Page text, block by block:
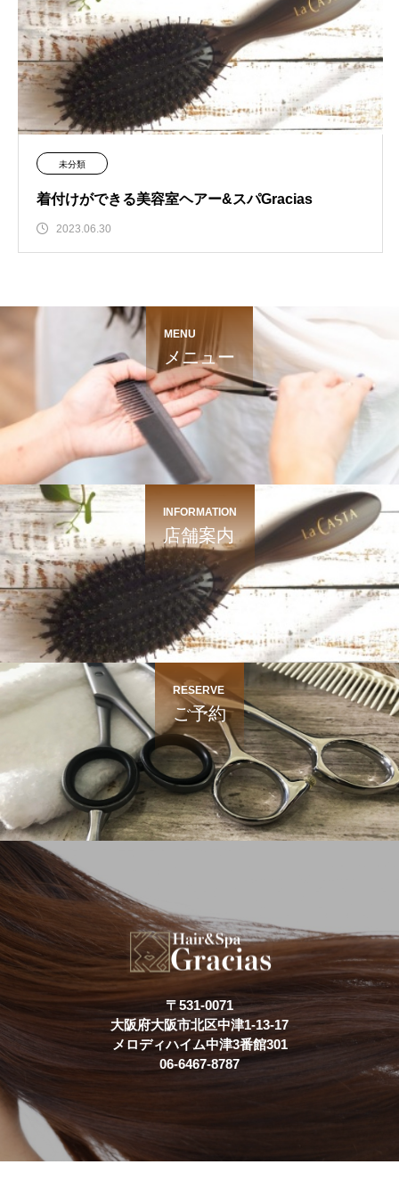
未分類
着付けができる美容室ヘアー&スパGracias
2023.06.30
MENU
メニュー
INFORMATION
店舗案内
RESERVE
ご予約
〒531-0071
大阪府大阪市北区中津1-13-17
メロディハイム中津3番館301
06-6467-8787